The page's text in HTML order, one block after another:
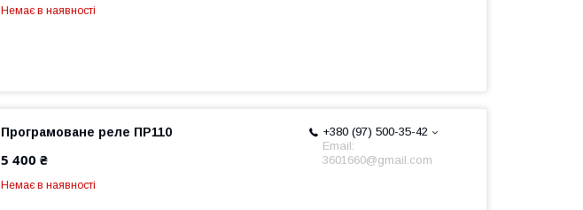
Немає в наявності
+380 (97) 500-35-42
Email:
3601660@gmail.com
Програмоване реле ПР110
5 400 ₴
Немає в наявності